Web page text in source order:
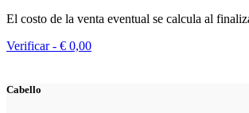
El costo de la venta eventual se calcula al
Verificar - € 0,00
Cabello